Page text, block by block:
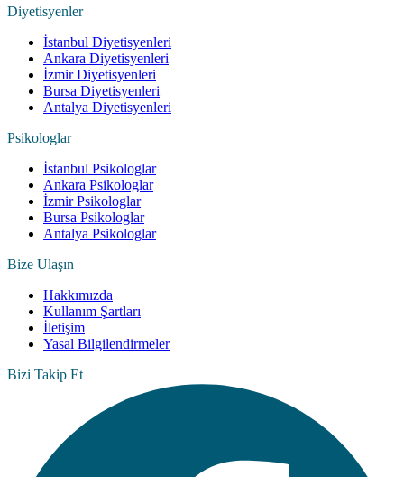
Diyetisyenler
İstanbul Diyetisyenleri
Ankara Diyetisyenleri
İzmir Diyetisyenleri
Bursa Diyetisyenleri
Antalya Diyetisyenleri
Psikologlar
İstanbul Psikologlar
Ankara Psikologlar
İzmir Psikologlar
Bursa Psikologlar
Antalya Psikologlar
Bize Ulaşın
Hakkımızda
Kullanım Şartları
İletişim
Yasal Bilgilendirmeler
Bizi Takip Et